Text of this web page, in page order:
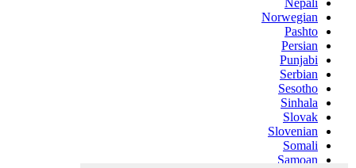
Nepali
Norwegian
Pashto
Persian
Punjabi
Serbian
Sesotho
Sinhala
Slovak
Slovenian
Somali
Samoan